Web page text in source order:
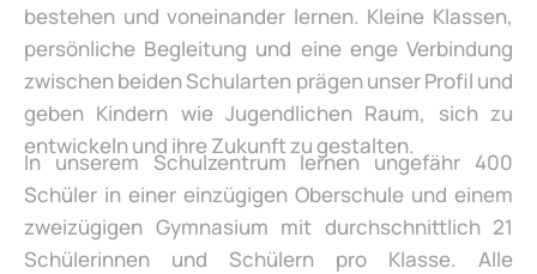
bestehen und voneinander lernen. Kleine Klassen,
persönliche Begleitung und eine enge Verbindung
zwischen beiden Schularten prägen unser Profil und
geben Kindern wie Jugendlichen Raum, sich zu
entwickeln und ihre Zukunft zu gestalten.
In unserem Schulzentrum lernen ungefähr 400
Schüler in einer einzügigen Oberschule und einem
zweizügigen Gymnasium mit durchschnittlich 21
Schülerinnen und Schülern pro Klasse. Alle